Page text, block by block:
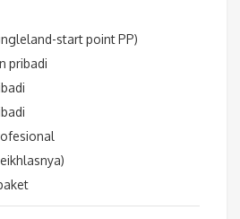
start point PP)
pribadi